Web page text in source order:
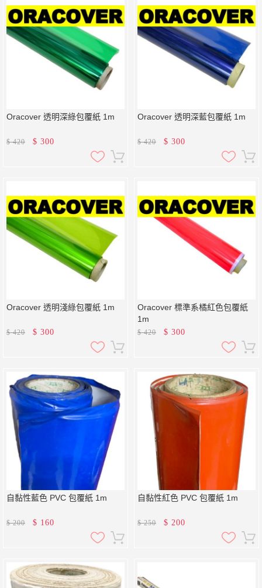
Oracover 透明深綠包覆紙 1m
$420 $ 300
Oracover 透明深藍包覆紙 1m
$420 $ 300
Oracover 透明淺綠包覆紙 1m
$420 $ 300
Oracover 標準系橘紅色包覆紙
1m
$420 $ 300
自黏性藍色 PVC 包覆紙 1m
$200 $ 160
自黏性紅色 PVC 包覆紙 1m
$250 $ 200